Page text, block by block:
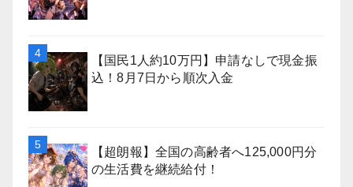
【国民1人約10万円】申請なしで現金振
込！8月7日から順次入金
【超朗報】全国の高齢者へ125,000円分
の生活費を継続給付！